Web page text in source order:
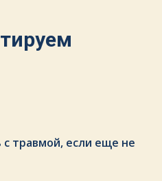
травмой, если еще не